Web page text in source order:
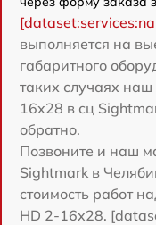
выполняется на
габаритного
таких случаях
16x28 в сц
обратно.
Позвоните и наш
Sightmark в
стоимость работ
HD 2-16x28.